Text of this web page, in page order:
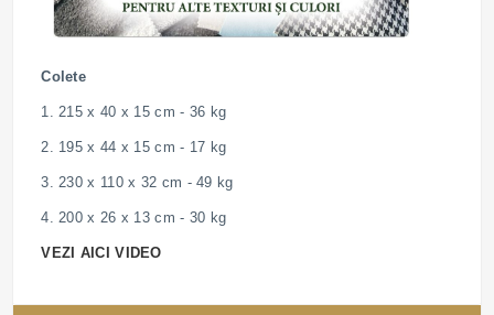
Colete
1. 215 x 40 x 15 cm - 36 kg
2. 195 x 44 x 15 cm - 17 kg
3. 230 x 110 x 32 cm - 49 kg
4. 200 x 26 x 13 cm - 30 kg
VEZI AICI VIDEO